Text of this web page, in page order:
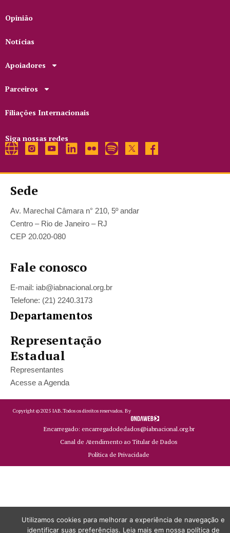
Opinião
Notícias
Apoiadores
Parceiros
Filiações Internacionais
Siga nossas redes
Sede
Av. Marechal Câmara n° 210, 5º andar
Centro – Rio de Janeiro – RJ
CEP 20.020-080
Fale conosco
E-mail: iab@iabnacional.org.br
Telefone: (21) 2240.3173
Departamentos
Representação
Estadual
Representantes
Acesse a Agenda
Copyright ©2025 IAB.Todos os direitos reservados. By
Encarregado: encarregadodedados@iabnacional.org.br
Canal de Atendimento ao Titular de Dados
Política de Privacidade
Utilizamos cookies para melhorar a experiência de navegação e
identificar suas preferências. Leia mais em nossa política de